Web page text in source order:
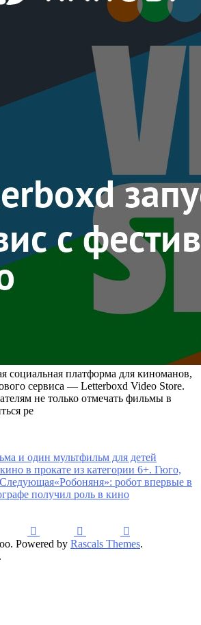
социальная платформа для киноманов,
сервиса — Letterboxd Video Store.
не только отмечать фильмы в
ре
и один мультфильм для детей
в прокате из категории 6+. Гюго,
Следующая«Робоняня»: робот впервые в
получил роль в кино
Powered by Rascals Themes.